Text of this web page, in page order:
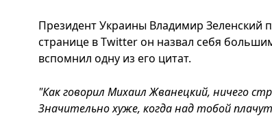
Президент Украины Владимир Зеленский
странице в Twitter он назвал себя
вспомнил одну из его цитат.
"Как говорил Михаил Жванецкий, ничего
Значительно хуже, когда над тобой